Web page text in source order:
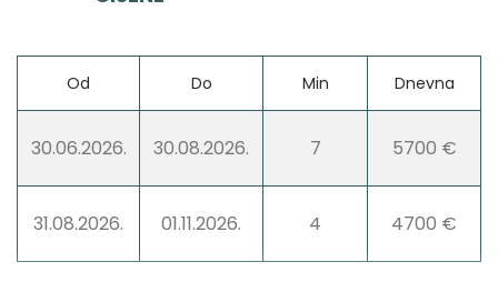
Toster
Perilica suđa
Aparat za kavu
Od Do Min Dnevna
30.06.2026. 30.08.2026. 7 5700 €
31.08.2026. 01.11.2026. 4 4700 €